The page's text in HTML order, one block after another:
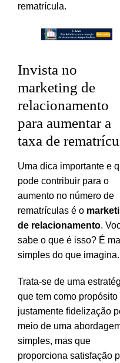
rematrícula.
Invista no
marketing de
relacionamento
para aumentar a
taxa de
Uma dica importante e
pode contribuir para o
aumento no número de
rematrículas é o
de relacionamento.
sabe o que é isso? É
simples do que imagina.
Trata-se de uma
que tem como propósito
justamente fidelização
meio de uma
simples, mas que
proporciona satisfação